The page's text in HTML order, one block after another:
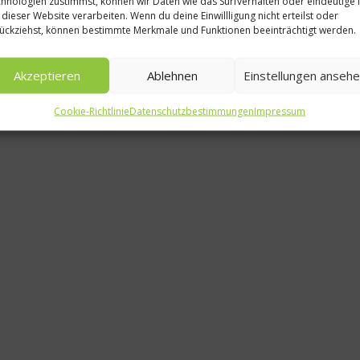
dieser Website verarbeiten. Wenn du deine Einwillligung nicht erteilst oder
können bestimmte Merkmale und Funktionen beeinträchtigt werden.
Akzeptieren Ablehnen Einstellungen
Cookie-RichtlinieDatenschutzbestimmungenImpressum